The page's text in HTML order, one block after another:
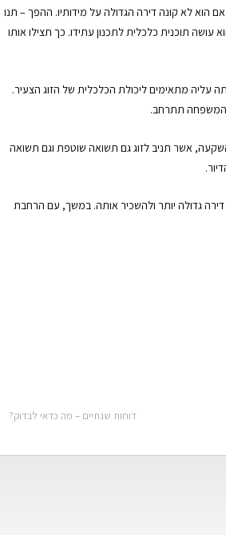
הוא לא קונה דירה הגדולה על מידותיו. ההפך – תנו
תוכנית כלכלית לתכנון עתידו. כך תצילו אותו
מתאימים ליכולת הכלכלית של הזוג הצעיר.
המשפחה תתרחב.
אשר תניב לזוג גם תשואה שוטפת וגם תשואה
גדולה יותר ולהשכיר אותה. במשך, עם הרחבת
דוחות שנתיים – מה כדאי לבדוק?